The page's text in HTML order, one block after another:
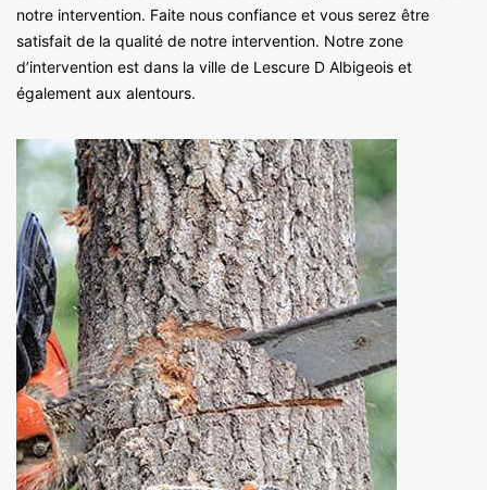
notre intervention. Faite nous confiance et vous serez être
satisfait de la qualité de notre intervention. Notre zone
d’intervention est dans la ville de Lescure D Albigeois et
également aux alentours.